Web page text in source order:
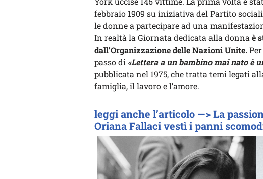
febbraio 1909 su iniziativa del Partito
le donne a partecipare ad una
In realtà la Giornata dedicata alla donna è
dall’Organizzazione delle Nazioni Unite.
passo di «Lettera a un bambino mai nato è
pubblicata nel 1975, che tratta temi legati
famiglia, il lavoro e l’amore.
leggi anche l’articolo —> La
Oriana Fallaci vestì i panni